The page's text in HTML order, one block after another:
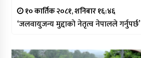
१० कार्तिक २०८१, शनिबार १६:४६
‘जलवायुजन्य मुद्दाको नेतृत्व नेपालले गर्नुपर्छ’